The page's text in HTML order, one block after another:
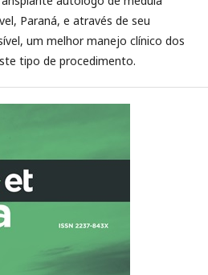
Paraná, e através de seu
um melhor manejo clínico dos
tipo de procedimento.